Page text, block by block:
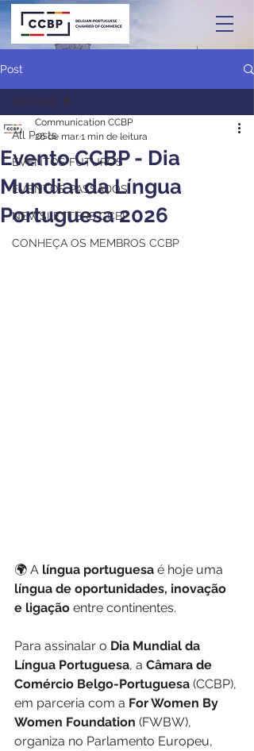
Post
All Posts
EVENTOS FUTUROS
EVENTOS PASSADOS
NEWSLETTERS CCBP
CONHEÇA OS MEMBROS CCBP
All Posts
Evento CCBP - Dia
Mundial da Língua
Portuguesa 2026
Communication CCBP
26 de mar.1 min de leitura
🌍 A língua portuguesa é hoje uma
língua de oportunidades, inovação
e ligação entre continentes.
Para assinalar o Dia Mundial da
Língua Portuguesa, a Câmara de
Comércio Belgo-Portuguesa (CCBP),
em parceria com a For Women By
Women Foundation (FWBW),
organiza no Parlamento Europeu,